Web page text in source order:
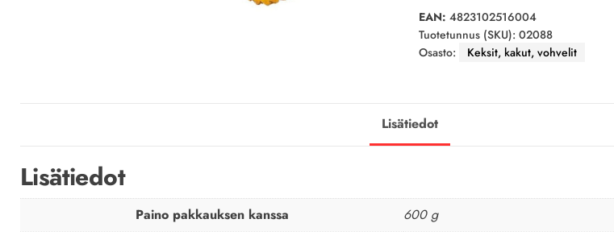
Yang
350g
määrä
EAN: 4823102516004
Tuotetunnus (SKU):02088
Osasto:
Keksit, kakut, vohvelit
Lisätiedot
Lisätiedot
Paino pakkauksen kanssa 600 g